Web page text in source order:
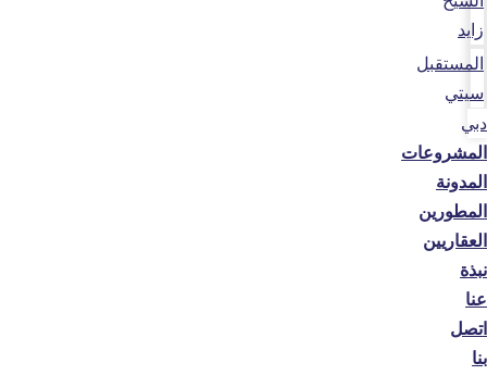
زايد
المستقبل
سيتي
دبي
المشروعات
المدونة
المطورين
العقاريين
نبذة
عنا
اتصل
بنا